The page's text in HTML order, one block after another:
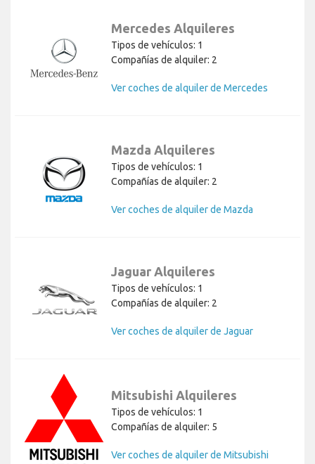
Mercedes Alquileres
Tipos de vehículos: 1
Compañías de alquiler: 2
Ver coches de alquiler de Mercedes
Mazda Alquileres
Tipos de vehículos: 1
Compañías de alquiler: 2
Ver coches de alquiler de Mazda
Jaguar Alquileres
Tipos de vehículos: 1
Compañías de alquiler: 2
Ver coches de alquiler de Jaguar
Mitsubishi Alquileres
Tipos de vehículos: 1
Compañías de alquiler: 5
Ver coches de alquiler de Mitsubishi